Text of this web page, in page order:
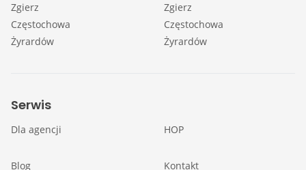
Zgierz
Częstochowa
Żyrardów
Zgierz
Częstochowa
Żyrardów
Serwis
Dla agencji HOP
Blog Kontakt